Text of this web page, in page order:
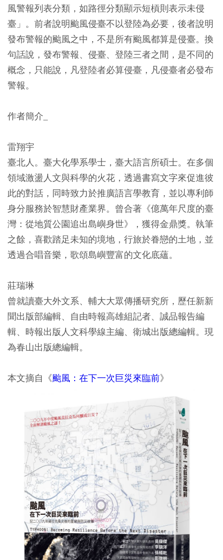
風警報列表分類，如路徑分類顯示短槓則表示未侵
臺」。前者說明颱風侵臺不以登陸為必要，後者說明
發布警報的颱風之中， 不是所有颱風都算是侵臺。換
句話說，發布警報、侵臺、登陸三者之間，是不同的
概念，只能說，凡登陸者必算侵臺，凡侵臺者必發布
警報。
作者簡介_
雷翔宇
臺北人。臺大化學系學士，臺大語言所碩士。在多個
領域激盪人文與科學的火花，透過書寫文字來促進彼
此的對話，同時致力於推廣語言學教育，並以專利師
身分服務於智慧財產業界。曾合著《億萬年尺度的臺
灣：從地質公園追出島嶼身世》，獲得金鼎獎。執筆
之餘，喜歡踏足未知的境地，行旅於眷戀的土地，並
透過合唱音樂，歌頌島嶼豐富的文化底蘊。
莊瑞琳
曾就讀臺大外文系、輔大大眾傳播研究所，歷任新新
聞出版部編輯、自由時報高雄組記者、誠品報告編
輯、時報出版人文科學線主編、衛城出版總編輯。現
為春山出版總編輯。
本文摘自《颱風：在下一次巨災來臨前》